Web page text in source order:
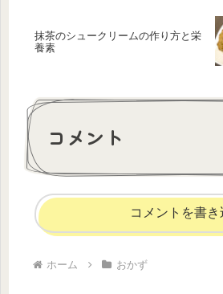
抹茶のシュークリームの作り方と栄
養素
コメント
コメントを書き
ホーム おかず